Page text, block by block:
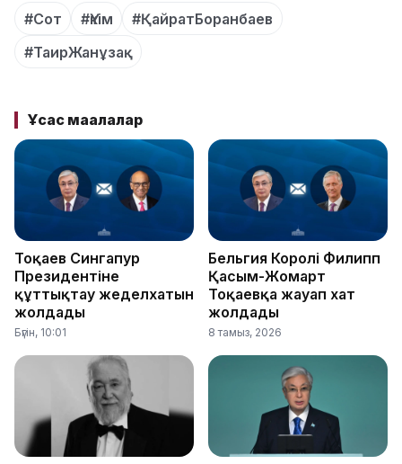
#Сот #Үкім
#ҚайратБоранбаев
#ТаирЖанұзақ
Ұқсас мақалалар
Тоқаев Сингапур
Президентіне
құттықтау жеделхатын
жолдады
Бүгін, 10:01
Бельгия Королі Филипп
Қасым-Жомарт
Тоқаевқа жауап хат
жолдады
8 тамыз, 2026